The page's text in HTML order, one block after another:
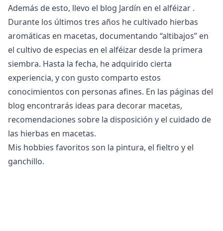
Además de esto, llevo el blog Jardín en el alféizar .
Durante los últimos tres años he cultivado hierbas
aromáticas en macetas, documentando “altibajos” en
el cultivo de especias en el alféizar desde la primera
siembra. Hasta la fecha, he adquirido cierta
experiencia, y con gusto comparto estos
conocimientos con personas afines. En las páginas del
blog encontrarás ideas para decorar macetas,
recomendaciones sobre la disposición y el cuidado de
las hierbas en macetas.
Mis hobbies favoritos son la pintura, el fieltro y el
ganchillo.